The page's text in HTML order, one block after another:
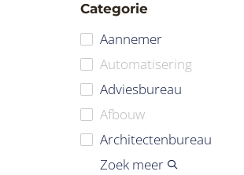
Categorie
Aannemer
Automatisering
Adviesbureau
Afbouw
Architectenbureau
Constructiebureau
Fabrikant
Groothandel
Ingenieursbureau
Installatiebureau
IT dienstverlener
Onderwijs
Overheid
Softwareleverancier
Staalconstructie
Toeleverancier
Woningcorporatie
Overig
Zoek meer